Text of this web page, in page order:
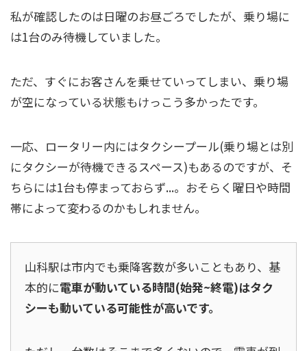
私が確認したのは日曜のお昼ごろでしたが、乗り場に
は1台のみ待機していました。
ただ、すぐにお客さんを乗せていってしまい、乗り場
が空になっている状態もけっこう多かったです。
一応、ロータリー内にはタクシープール(乗り場とは別
にタクシーが待機できるスペース)もあるのですが、そ
ちらには1台も停まっておらず...。おそらく曜日や時間
帯によって変わるのかもしれません。
山科駅は市内でも乗降客数が多いこともあり、基
本的に電車が動いている時間(始発~終電)はタク
シーも動いている可能性が高いです。